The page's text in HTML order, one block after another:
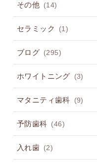
その他 (14)
セラミック (1)
ブログ (295)
ホワイトニング (3)
マタニティ歯科 (9)
予防歯科 (46)
入れ歯 (2)